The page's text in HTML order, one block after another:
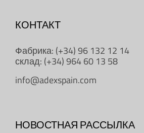
КОНТАКТ
Фабрика: (+34) 96 132 12 14
склад: (+34) 964 60 13 58
info@adexspain.com
НОВОСТНАЯ РАССЫЛКА